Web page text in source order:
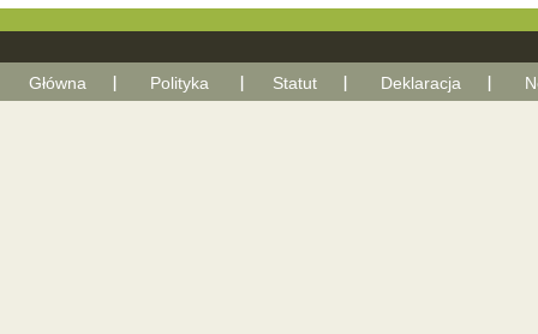
Główna Polityka Statut Deklaracja With